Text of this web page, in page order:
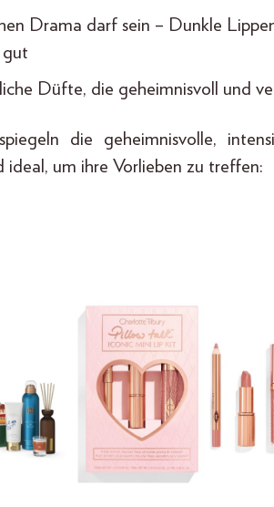
Drama darf sein – Dunkle
gut
Düfte, die geheimnisvoll und
die geheimnisvolle,
ideal, um ihre Vorlieben zu treffen: